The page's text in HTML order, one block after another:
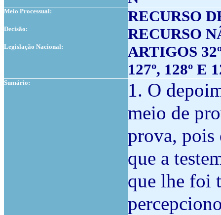
Meio Processual: RECURSO
Decisão: RECURSO
Legislação Nacional:
ARTIGOS
127º, 128º E
Sumário:
1. O
meio de
prova, pois
que a
que lhe foi